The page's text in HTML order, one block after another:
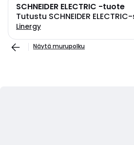
SCHNEIDER ELECTRIC -tuote
Tutustu SCHNEIDER
Linergy
Näytä murupolku